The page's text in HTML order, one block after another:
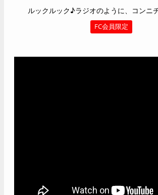
ルックルック♪ラジオのように、コンニ
FC会員限定